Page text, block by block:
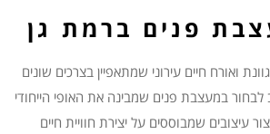
פנים ברמת גן
ואורח חיים עירוני שמתאפיין בצרכים שונים
לבחור במעצבת פנים שמבינה את האופי הייחודי
עיצובים שמבוססים על יצירת חוויית חיים